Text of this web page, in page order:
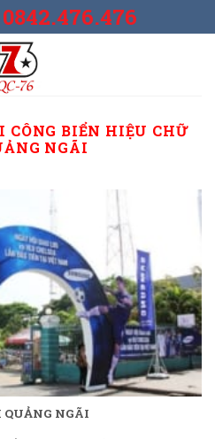
0842.476.476
CÔNG BIỂN HIỆU CHỮ
NGÃI
QUẢNG NGÃI